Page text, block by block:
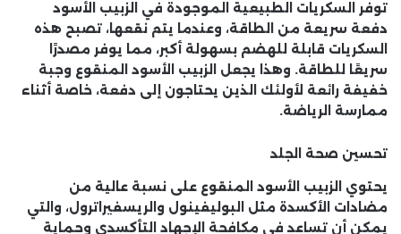
توفر السكريات الطبيعية الموجودة في الزبيب الأسود
دفعة سريعة من الطاقة، وعندما يتم نقعها، تصبح هذه
السكريات قابلة للهضم بسهولة أكبر، مما يوفر مصدرًا
سريعًا للطاقة. وهذا يجعل الزبيب الأسود المنقوع وجبة
خفيفة رائعة لأولئك الذين يحتاجون إلى دفعة، خاصة أثناء
ممارسة الرياضة.
تحسين صحة الجلد
يحتوي الزبيب الأسود المنقوع على نسبة عالية من
مضادات الأكسدة مثل البوليفينول والريسفيراترول، والتي
يمكن أن تساعد في مكافحة الإجهاد التأكسدي وحماية